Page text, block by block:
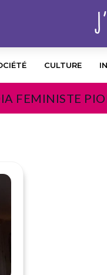
CULTURE
FEMINISTE